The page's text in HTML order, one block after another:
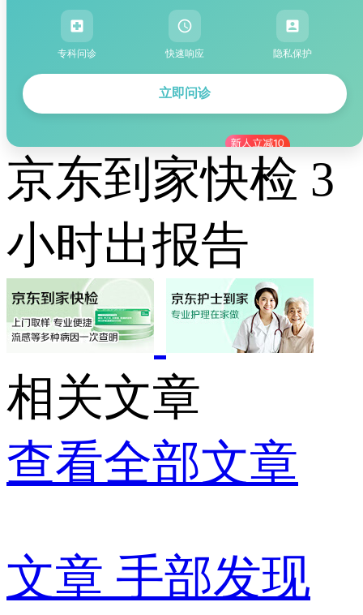
专科问诊 快速响应 隐私保护
立即问诊
京东到家快检 3
小时出报告
相关文章
查看全部文章
文章 手部发现